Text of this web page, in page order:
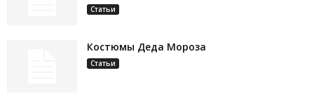
Статьи
Костюмы Деда Мороза
Статьи